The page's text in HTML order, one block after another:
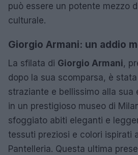
può essere un potente mezzo
culturale.
Giorgio Armani: un addio
La sfilata di Giorgio Armani,
dopo la sua scomparsa, è
straziante e bellissimo alla sua
in un prestigioso museo di
sfoggiato abiti eleganti e
tessuti preziosi e colori ispirati
Pantelleria. Questa ultima